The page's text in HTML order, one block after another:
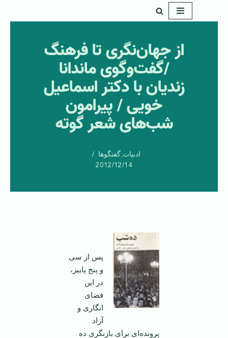
از جهان‌نگری تا فرهنگ
/گفت‌وگوی ماندانا
زندیان با دکتر اسماعیل
خویی / پیرامون
شب‌های شعر گوته
ادبیات,گفتگوها
2012/12/14
پس از سی
و پنج پاییز،
در این
فضای
انگاری و
آزاد
پرونده‌ای برای بازنگری ده